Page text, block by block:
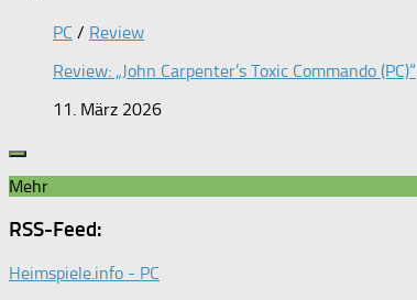
PC / Review
Review: „John Carpenter’s Toxic Commando (PC)“
11. März 2026
Mehr
RSS-Feed:
Heimspiele.info - PC